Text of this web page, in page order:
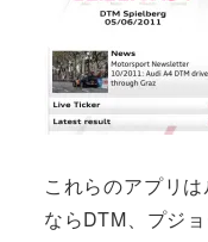
これらのアプリ
ならDTM、プジ